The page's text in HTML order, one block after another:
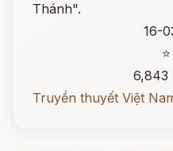
Thánh".
16-
6,843
Truyền thuyết Việt